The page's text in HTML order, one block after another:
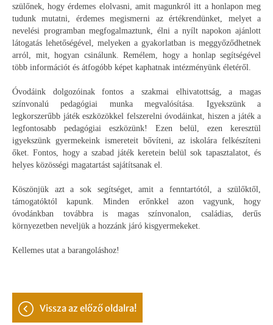
szülőnek, hogy érdemes elolvasni, amit magunkról itt a honlapon meg
tudunk mutatni, érdemes megismerni az értékrendünket, melyet a
nevelési programban megfogalmaztunk, élni a nyílt napokon ajánlott
látogatás lehetőségével, melyeken a gyakorlatban is meggyőződhetnek
arról, mit, hogyan csinálunk. Remélem, hogy a honlap segítségével
több információt és átfogóbb képet kaphatnak intézményünk életéről.
Óvodáink dolgozóinak fontos a szakmai elhivatottság, a magas
színvonalú pedagógiai munka megvalósítása. Igyekszünk a
legkorszerűbb játék eszközökkel felszerelni óvodáinkat, hiszen a játék a
legfontosabb pedagógiai eszközünk! Ezen belül, ezen keresztül
igyekszünk gyermekeink ismereteit bővíteni, az iskolára felkészíteni
őket. Fontos, hogy a szabad játék keretein belül sok tapasztalatot, és
helyes közösségi magatartást sajátítsanak el.
Köszönjük azt a sok segítséget, amit a fenntartótól, a szülőktől,
támogatóktól kapunk. Minden erőnkkel azon vagyunk, hogy
óvodánkban továbbra is magas színvonalon, családias, derűs
környezetben neveljük a hozzánk járó kisgyermekeket.
Kellemes utat a barangoláshoz!
vissza az előző oldalra!